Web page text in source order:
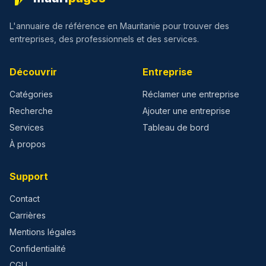
L'annuaire de référence en Mauritanie pour trouver des
entreprises, des professionnels et des services.
Découvrir
Catégories
Recherche
Services
À propos
Entreprise
Réclamer une entreprise
Ajouter une entreprise
Tableau de bord
Support
Contact
Carrières
Mentions légales
Confidentialité